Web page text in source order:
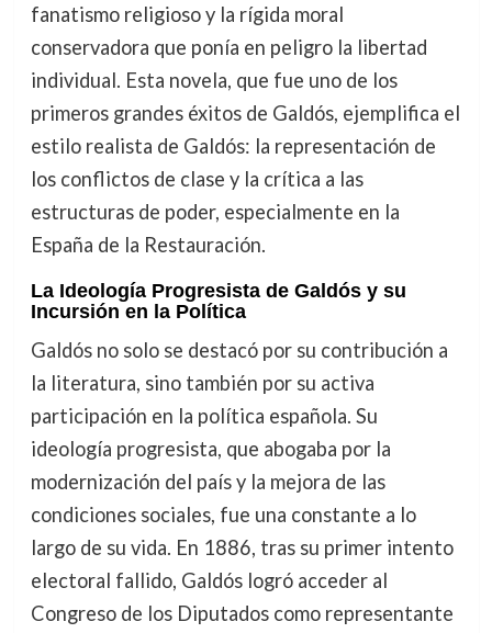
fanatismo religioso y la rígida moral
conservadora que ponía en peligro la libertad
individual. Esta novela, que fue uno de los
primeros grandes éxitos de Galdós, ejemplifica el
estilo realista de Galdós: la representación de
los conflictos de clase y la crítica a las
estructuras de poder, especialmente en la
España de la Restauración.
La Ideología Progresista de Galdós y su
Incursión en la Política
Galdós no solo se destacó por su contribución a
la literatura, sino también por su activa
participación en la política española. Su
ideología progresista, que abogaba por la
modernización del país y la mejora de las
condiciones sociales, fue una constante a lo
largo de su vida. En 1886, tras su primer intento
electoral fallido, Galdós logró acceder al
Congreso de los Diputados como representante